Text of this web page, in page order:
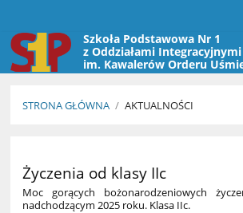
Szkoła Podstawowa Nr 1
z Oddziałami Integracyjnymi
im. Kawalerów Orderu
w Przasnyszu
STRONA GŁÓWNA / AKTUALNOŚCI
Życzenia od klasy IIc
Moc gorących bożonarodzeniowych
nadchodzącym 2025 roku. Klasa IIc.